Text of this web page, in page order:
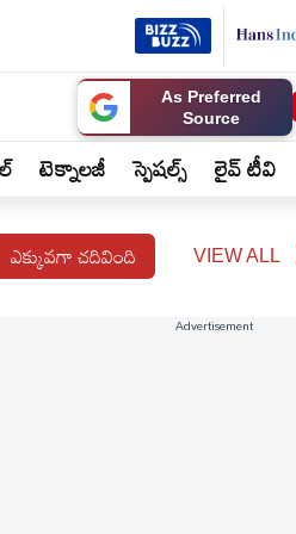
As Preferred
Source
టెక్నాలజీ స్పెషల్స్ లైవ్ టీవి
ఎక్కువగా చదివింది VIEW ALL
Advertisement